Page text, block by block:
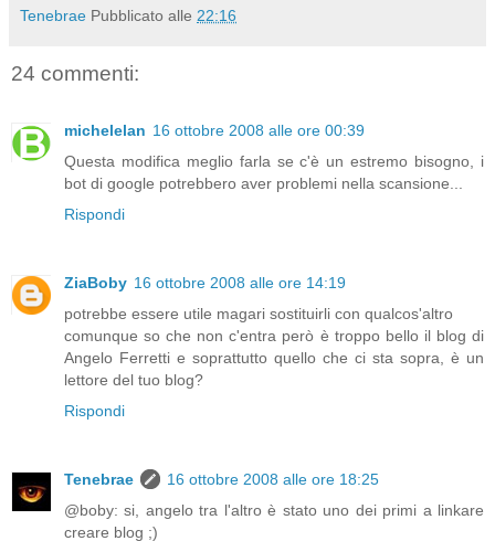
Tenebrae Pubblicato alle 22:16
24 commenti:
michelelan 16 ottobre 2008 alle ore 00:39
Questa modifica meglio farla se c'è un estremo bisogno, i
bot di google potrebbero aver problemi nella scansione...
Rispondi
ZiaBoby 16 ottobre 2008 alle ore 14:19
potrebbe essere utile magari sostituirli con qualcos'altro
comunque so che non c'entra però è troppo bello il blog di
Angelo Ferretti e soprattutto quello che ci sta sopra, è un
lettore del tuo blog?
Rispondi
Tenebrae
16 ottobre 2008 alle ore 18:25
@boby: si, angelo tra l'altro è stato uno dei primi a linkare
creare blog ;)